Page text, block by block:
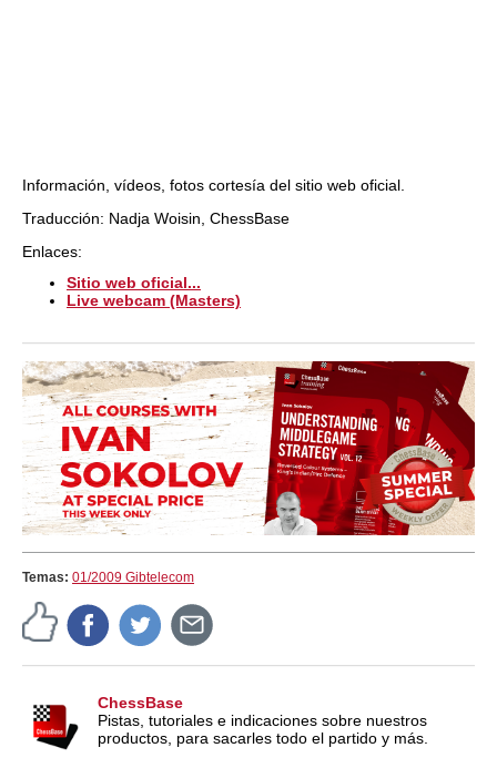
Información, vídeos, fotos cortesía del sitio web oficial.
Traducción: Nadja Woisin, ChessBase
Enlaces:
Sitio web oficial...
Live webcam (Masters)
Temas: 01/2009 Gibtelecom
ChessBase
Pistas, tutoriales e indicaciones sobre nuestros
productos, para sacarles todo el partido y más.